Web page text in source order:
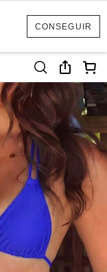
CONSEGUIR